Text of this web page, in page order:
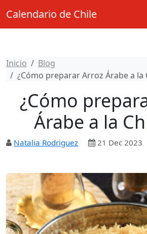
Calendario de Chile
Inicio
Blog
¿Cómo preparar Arroz Árabe a la
¿Cómo
Árabe a la
Natalia Rodriguez 21 Dec 2023